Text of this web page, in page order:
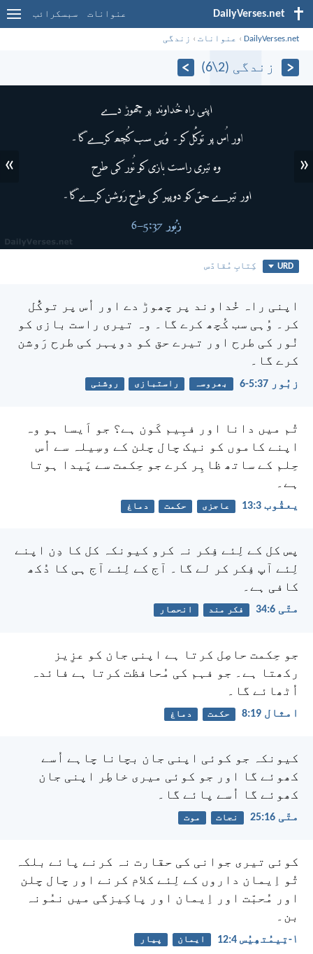
DailyVerses.net عنوانات سبسکرائب
DailyVerses.net
› عنوانات › زندگی
زندگی (2\6)
«
»
URD کِتابِ مُقادّس
اپنی راہ خُداوند پر چھوڑ دے اور اُس پر توکُّل
کر۔ وُہی سب کُچھ کرے گا۔ وہ تیری راست بازی کو
نُور کی طرح اور تیرے حق کو دوپہر کی طرح رَوشن
کرے گا۔
زبُور 37:‏5-‏6 بھروسہ راستبازی روشنی
تُم میں دانا اور فہِیم کَون ہے؟ جو اَیسا ہو وہ
اپنے کاموں کو نیک چال چلن کے وسِیلہ سے اُس
حِلم کے ساتھ ظاہِر کرے جو حِکمت سے پَیدا ہوتا
ہے۔
یعقُوب 3:‏13 عاجزی حکمت دماغ
پس کل کے لِئے فِکر نہ کرو کیونکہ کل کا دِن اپنے
لِئے آپ فِکر کر لے گا۔ آج کے لِئے آج ہی کا دُکھ
کافی ہے۔
متّی 6:‏34 فکر مند انحصار
جو حِکمت حاصِل کرتا ہے اپنی جان کو عزِیز
رکھتا ہے۔ جو فہم کی مُحافظت کرتا ہے فائدہ
اُٹھائے گا۔
امثال 19:‏8 حکمت دماغ
کیونکہ جو کوئی اپنی جان بچانا چاہے اُسے
کھوئے گا اور جو کوئی میری خاطِر اپنی جان
کھوئے گا اُسے پائے گا۔
متّی 16:‏25 نجات موت
کوئی تیری جوانی کی حقارت نہ کرنے پائے بلکہ
تُو اِیمان داروں کے لِئے کلام کرنے اور چال چلن
اور مُحبّت اور اِیمان اور پاکِیزگی میں نمُونہ
بن۔
۱-تِیمُتھِیُس 4:‏12 ایمان پیار